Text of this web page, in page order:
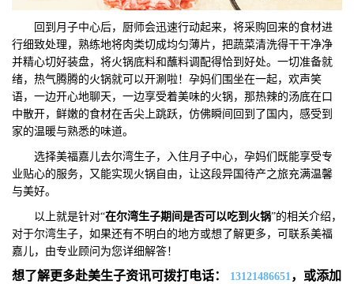
回到月子中心后，厨师会迅速行动起来，将采购回来的食材进
行细致处理，熟练地将肉类切成均匀薄片，把蔬菜清洗得干干净净
并精心切好装盘，将火锅底料和蘸料调配得恰到好处。一切准备就
绪，热气腾腾的火锅就可以开涮啦！孕妈们围坐在一起，欢声笑
语，一边开心地聊天，一边享受着美味的火锅，那热辣的汤底在口
中散开，鲜嫩的食材在舌尖上跳跃，仿佛瞬间回到了国内，感受到
家的温暖与熟悉的味道。
选择美福嘉儿去尔湾生子，入住月子中心，孕妈们既能享受专
业贴心的服务，又能实现火锅自由，让这段异国待产之旅充满温馨
与美好。
以上就是针对“在尔湾生子期间是否可以吃到 火锅”的相关介绍，
对于尔湾生子，如果还有不明白的地方或想了解更多，可联系美福
嘉儿，由专业顾问为您详细解答！
想了解更多赴美生子资讯可拨打电话： 13121486651，或添加